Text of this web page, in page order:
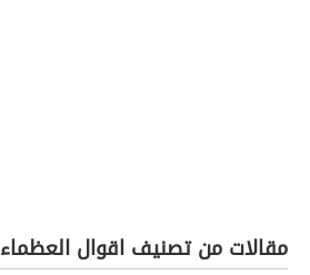
مقالات من تصنيف اقوال العظماء